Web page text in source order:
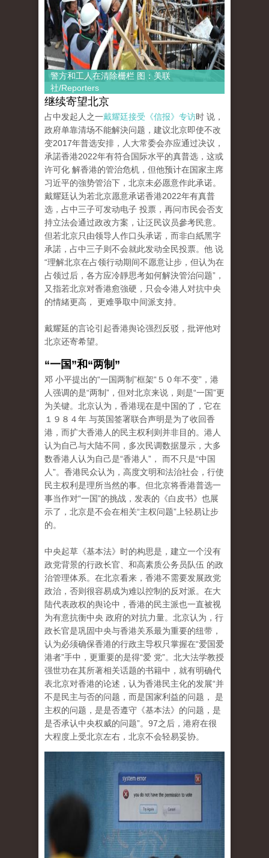
警方和工人在清除栅栏 图：美联
社/Reporters
继续寄望北京
占中发起人之一戴耀廷接受《信报》专访时 说，
政府单靠清场不能解決问题，建议北京即使不改
变2017年普选安排，人大常委会亦应通过决议，
承諾香港2022年有符合国际水平的真普选，这或
许可化 解香港的管治危机，但他预计在国家主席
习近平的強势管治下，北京未必愿意作此承诺。
戴耀廷认为若北京愿意承诺香港2022年有真普
选，占中三子可发动电子 投票，再问市民会否支
持立法会通过政改方案，让泛民议员參考民意。
但若北京只由领导人作口头承诺，而非白紙黑字
承諾，占中三子则不会就此发动全民投票。他 说
“理解北京在占领行动期间不愿意让步，但认为在
占领过后，各方应冷靜思考如何解決管治问题”，
又指若北京对香港愈強硬，只会令港人对抗中央
的情緒更高， 更难爭取中间派支持。
戴耀延的言论引起香港舆论强烈反驳，批评他对
北京还寄希望。
“一国”和“两制”
邓 小平提出的“一国两制”框架“５０年不变”，港
人强调的是“两制”，但对北京来说，则是“一国”更
为关键。北京认为，香港现在是中国的了，它在
１９８４年 与英国签署联合声明是为了收回香
港，而扩大香港人的民主权利则并非目的。港人
认为自己与大陆不同，多次民调数据显示，大多
数香港人认为自己是“香港人”， 而不只是“中国
人”。香港民众认为，高度文明和法治社会，行使
民主权利是理所当然的事。但北京将香港普选一
事当作对“一国”的挑战，发表的《白皮书》也展
示了，北京是不会在相关“主权问题”上轻易让步
的。
中央起草《基本法》时的构思是，建立一个没有
政党背景的行政长官、和高素质公务员队伍 的政
治管理体系。在北京看来，香港不需要发展政党
政治，否则很容易成为难以控制的反对派。在大
陆代表政权的舆论中，香港的民主派也一直被视
为有意抗衡中央 政府的对抗力量。北京认为，行
政长官是巩固中央与香港关系最为重要的纽带，
认为必须确保香港的行政主导权只掌握在“爱国爱
港者”手中，更重要的是得“爱 党”。北大法学教授
强世功在其所著相关话题的书籍中，就有明确代
表北京对香港的论述，认为香港民主化的发展“并
不是民主与否的问题，而是国家利益的问题， 是
主权的问题，是是否遵守《基本法》的问题，是
是否承认中央权威的问题”。97之后，港府在很
大程度上受北京左右，北京不会轻易妥协。